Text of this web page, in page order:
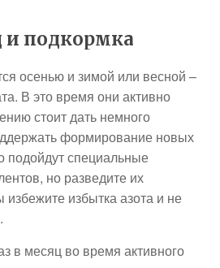
и подкормка
осенью и зимой или весной –
В это время они активно
стоит дать немного
формирование новых
подойдут специальные
но разведите их
избытка азота и не
в месяц во время активного